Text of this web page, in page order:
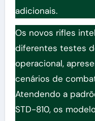
adicionais.
Os novos rifles
diferentes testes
operacional,
cenários de
Atendendo a
STD-810, os